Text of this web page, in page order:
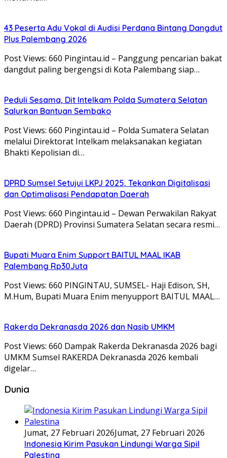
43 Peserta Adu Vokal di Audisi Perdana Bintang Dangdut
Plus Palembang 2026
Post Views: 660 Pingintau.id – Panggung pencarian bakat
dangdut paling bergengsi di Kota Palembang siap…
Peduli Sesama, Dit Intelkam Polda Sumatera Selatan
Salurkan Bantuan Sembako
Post Views: 660 Pingintau.id – Polda Sumatera Selatan
melalui Direktorat Intelkam melaksanakan kegiatan
Bhakti Kepolisian di…
DPRD Sumsel Setujui LKPJ 2025, Tekankan Digitalisasi
dan Optimalisasi Pendapatan Daerah
Post Views: 660 Pingintau.id – Dewan Perwakilan Rakyat
Daerah (DPRD) Provinsi Sumatera Selatan secara resmi…
Bupati Muara Enim Support BAITUL MAAL IKAB
Palembang Rp30Juta
Post Views: 660 PINGINTAU, SUMSEL- Haji Edison, SH,
M.Hum, Bupati Muara Enim menyupport BAITUL MAAL…
Rakerda Dekranasda 2026 dan Nasib UMKM
Post Views: 660 Dampak Rakerda Dekranasda 2026 bagi
UMKM Sumsel RAKERDA Dekranasda 2026 kembali
digelar…
Dunia
Jumat, 27 Februari 2026Jumat, 27 Februari 2026
Indonesia Kirim Pasukan Lindungi Warga Sipil
Palestina